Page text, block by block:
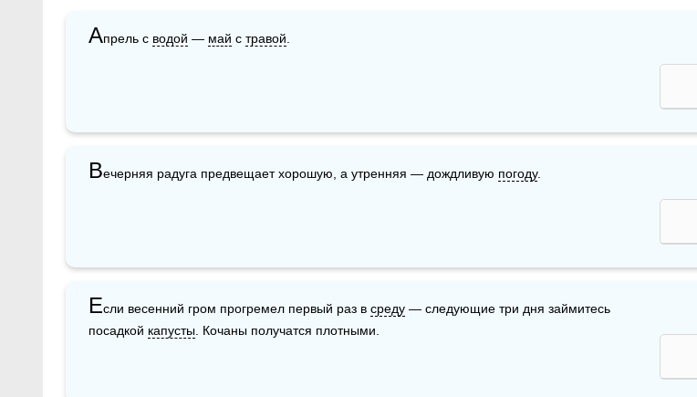
Апрель с водой — май с травой
Вечерняя радуга предвещает хорошую, а утренняя — дождливую погоду.
Если весенний гром прогремел первый раз в среду — следующие три дня займитесь
посадкой капусты . Кочаны получатся плотными.